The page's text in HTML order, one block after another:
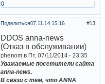
0
Поделиться 13
07.11.14 15:16
DDOS anna-news
(Отказ в обслуживании)
phenom в Пт, 07/11/2014 - 23:35
Уважаемые посетители сайта
anna-news.
В связи с тем, что ANNA